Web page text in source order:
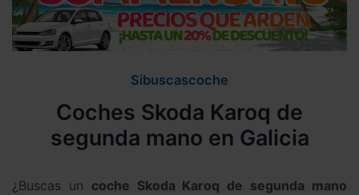
Sibuscascoche
Coches Skoda Karoq de
segunda mano en Galicia
¿Buscas un coche Skoda Karoq de segunda mano